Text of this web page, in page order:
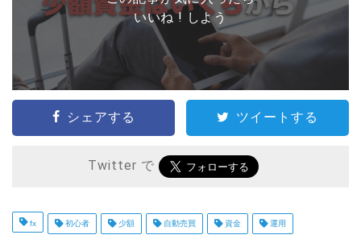
いいね ! しよう
シェアする ツイートする
Twitter で
fx 初心者 少額 自動売買 資金 運用